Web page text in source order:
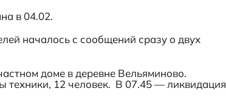
в 04.02.
началось с сообщений сразу о двух
доме в деревне Вельяминово.
техники, 12 человек. В 07.45 — ликвидация